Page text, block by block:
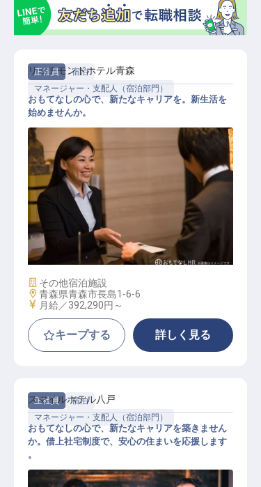
正社員
宿泊
マネージャー・支配人（宿泊部門）
宿泊支配人
リッチモンドホテル青森
おもてなしの心で、新たなキャリアを。新生活を
始めませんか。
施設業態
その他宿泊施設
勤務地
青森県青森市長島1-6-6
給与
月給／392,290円～
キープする 詳しく見る
正社員
宿泊
マネージャー・支配人（宿泊部門）
スマイルホテル八戸
おもてなしの心で、新たなキャリアを築きません
か。借上社宅制度で、安心の住まいを応援します
。